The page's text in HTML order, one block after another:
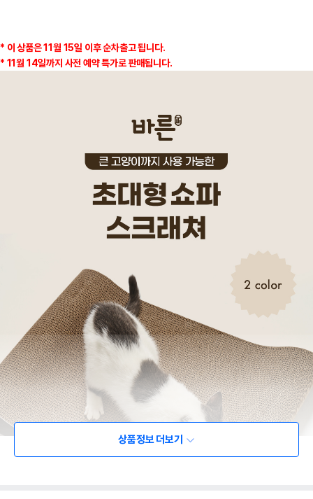
* 이 상품은 11월 15일 이후 순차출고 됩니다.
* 11월 14일까지 사전 예약 특가로 판매됩니다.
상품정보 더보기